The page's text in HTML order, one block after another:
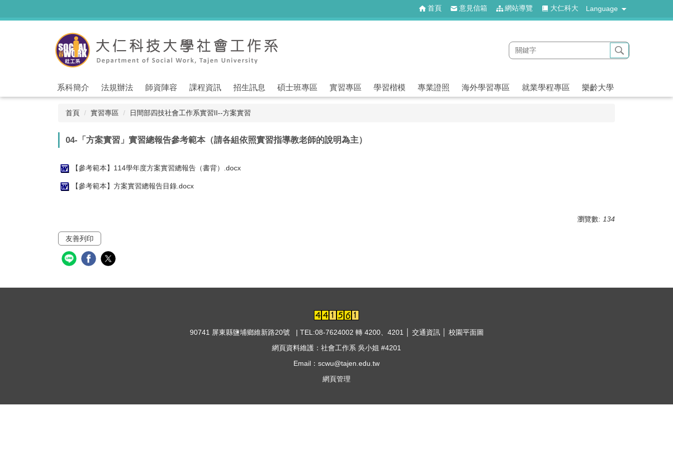
首頁 意見信箱 網站導覽 大仁科大 Language
系科簡介 法規辦法 師資陣容 課程資訊 招生訊息 碩士班專區 實習專區 學習楷模 專業證照 海外學習專區 就業學程專區 樂齡大學
首頁 實習專區 日間部四技社會工作系實習II--方案實習
04-「方案實習」實習總報告參考範本（請各組依照實習指導教老師的說明為主）
【參考範本】114學年度方案實習總報告（書背）.docx
【參考範本】方案實習總報告目錄.docx
瀏覽數: 134
友善列印
90741 屏東縣鹽埔鄉維新路20號 | TEL:08-7624002 轉 4200、4201 │ 交通資訊│ 校園平面圖
網頁資料維護：社會工作系 吳小姐 #4201
Email：scwu@tajen.edu.tw
網頁管理